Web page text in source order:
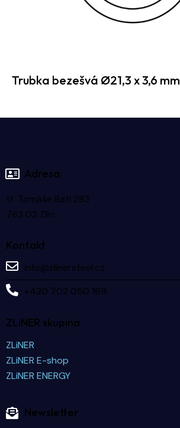
Trubka bezešvá Ø21,3 x 3,6 mm
Adresa
tř. Tomáše Bati 283
763 02 Zlín
Kontakt
info@zlinersteel.cz
+420 702 050 169
ZLiNER skupina
ZLiNER
ZLiNER E-shop
ZLiNER ENERGY
Newsletter